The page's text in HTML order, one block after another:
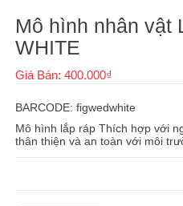
Mô hình nhân vật
WHITE
Giá Bán: 400.000₫
BARCODE: figwedwhite
Mô hình lắp ráp Thích hợp với
thân thiện và an toàn với môi